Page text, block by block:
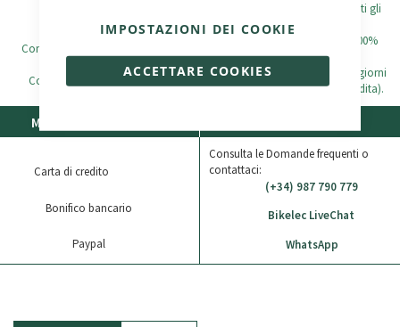
ACCETTARE COOKIES
IMPOSTAZIONI DEI COOKIE
Componenti meccanici -
Componenti elettrici -2 anni
su tutti gli
ordini superiori a 500€.
Tutti gli ordini sono spediti al 100%
con assicurazione
Restituzione possibile entro 30 giorni
(vedi condizioni generali di vendita).
Metodi di pagamento
Carta di credito
Bonifico bancario
Paypal
Consulta le Domande frequenti o
contattaci:
(+34) 987 790 779
Bikelec LiveChat
WhatsApp